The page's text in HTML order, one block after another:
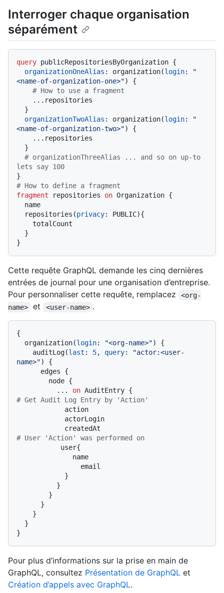
Interroger chaque organisation
séparément
query publicRepositoriesByOrganization {
organizationOneAlias : organization(login:
"
<name-of-organization-one>")
{
# How to use a fragment
... repositories
}
organizationTwoAlias : organization(login:
"
<name-of-organization-two>")
{
... repositories
}
# organizationThreeAlias ... and so on up-to
lets say 100
}
# How to define a fragment
fragment repositories on Organization {
  repositories
(privacy: PUBLIC){
}
}
Cette requête GraphQL demande les cinq dernières
entrées de journal pour une organisation d’entreprise.
Pour personnaliser cette requête, remplacez
<org-
name>
et <user-name> .
{
  organization
(login: "<org-name>")
{
    auditLog
(last : 5, query:
"actor:<user-
name>")
{
      edges
{
        node
{
...
on AuditEntry {
# Get Audit Log Entry by 'Action'
# User 'Action' was performed on
           user
{
}
}
}
}
}
}
}
Pour plus d’informations sur la prise en main de
GraphQL, consultez Présentation de GraphQL et
Création d’appels avec GraphQL.